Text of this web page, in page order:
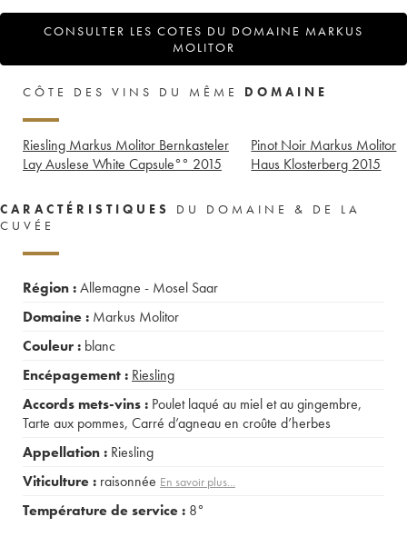
CONSULTER LES COTES DU DOMAINE MARKUS
MOLITOR
CÔTE DES VINS DU MÊME DOMAINE
Riesling Markus Molitor Bernkasteler
Lay Auslese White Capsule°° 2015
Pinot Noir Markus Molitor
Haus Klosterberg 2015
CARACTÉRISTIQUES
DU DOMAINE & DE LA
CUVÉE
Région :Allemagne - Mosel Saar
Domaine : Markus Molitor
Couleur : blanc
Encépagement : Riesling
Accords mets-vins : Poulet laqué au miel et au gingembre,
Tarte aux pommes, Carré d’agneau en croûte d’herbes
Appellation : Riesling
Viticulture : raisonnée En savoir plus...
Température de service : 8°